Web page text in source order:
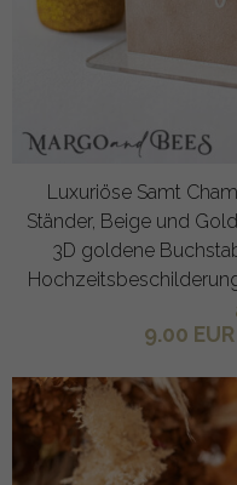
Luxuriöse Samt
Ständer, Beige und
3D goldene
9.00 EUR